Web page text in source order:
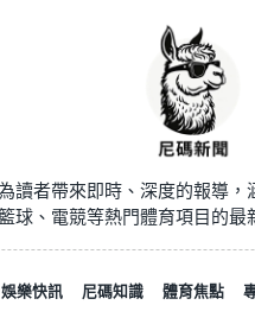
者帶來即時、深度的報導
球、電競等熱門體育項目的
娛樂快訊 尼碼知識 體育焦點